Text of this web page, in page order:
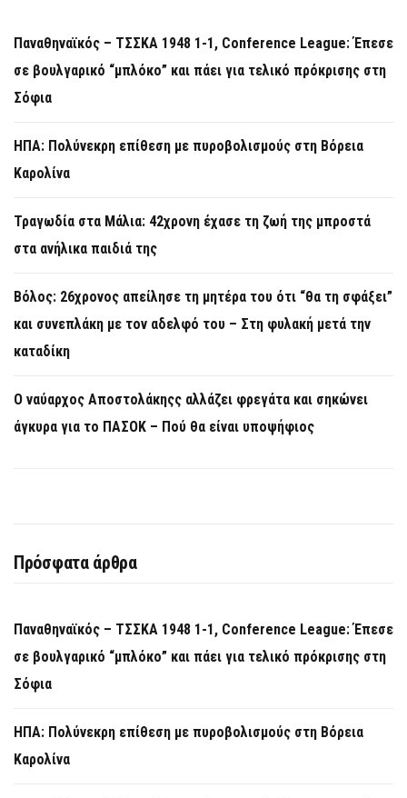
Παναθηναϊκός – ΤΣΣΚΑ 1948 1-1, Conference League: Έπεσε
σε βουλγαρικό “μπλόκο” και πάει για τελικό πρόκρισης στη
Σόφια
ΗΠΑ: Πολύνεκρη επίθεση με πυροβολισμούς στη Βόρεια
Καρολίνα
Τραγωδία στα Μάλια: 42χρονη έχασε τη ζωή της μπροστά
στα ανήλικα παιδιά της
Βόλος: 26χρονος απείλησε τη μητέρα του ότι “θα τη σφάξει”
και συνεπλάκη με τον αδελφό του – Στη φυλακή μετά την
καταδίκη
Ο ναύαρχος Αποστολάκηςς αλλάζει φρεγάτα και σηκώνει
άγκυρα για το ΠΑΣΟΚ – Πού θα είναι υποψήφιος
Πρόσφατα άρθρα
Παναθηναϊκός – ΤΣΣΚΑ 1948 1-1, Conference League: Έπεσε
σε βουλγαρικό “μπλόκο” και πάει για τελικό πρόκρισης στη
Σόφια
ΗΠΑ: Πολύνεκρη επίθεση με πυροβολισμούς στη Βόρεια
Καρολίνα